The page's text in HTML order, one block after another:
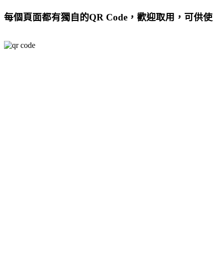
每個頁面都有獨自的QR Code，歡迎取用，可供